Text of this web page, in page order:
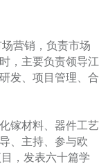
营销，负责市场
，主要负责领导江
发、项目管理、合
镓材料、器件工艺
、主持、参与欧
，发表六十篇学